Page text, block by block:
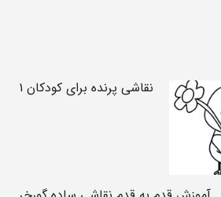
نقاشی پرنده برای کودکان ۱